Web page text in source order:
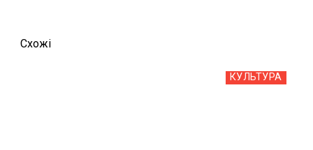
Схожi
КУЛЬТУРА